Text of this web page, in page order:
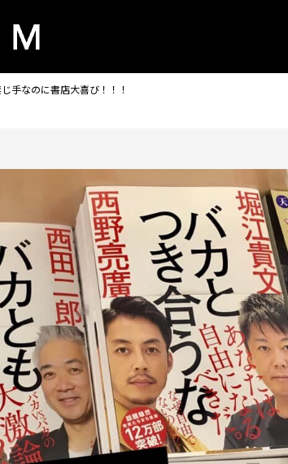
手なのに書店大喜び！！！